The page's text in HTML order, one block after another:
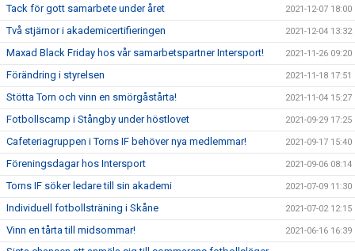
Tack för gott samarbete under året 2021-12-07 18:00
Två stjärnor i akademicertifieringen 2021-12-04 13:32
Maxad Black Friday hos vår samarbetspartner Intersport! 2021-11-26 09:20
Förändring i styrelsen 2021-11-18 17:51
Stötta Torn och vinn en smörgåstårta! 2021-11-04 15:27
Fotbollscamp i Stångby under höstlovet 2021-09-29 17:25
Cafeteriagruppen i Torns IF behöver nya medlemmar! 2021-09-17 15:40
Föreningsdagar hos Intersport 2021-09-06 08:14
Torns IF söker ledare till sin akademi 2021-07-09 11:30
Individuell fotbollsträning i Skåne 2021-07-02 12:15
Vinn en tårta till midsommar! 2021-06-16 16:39